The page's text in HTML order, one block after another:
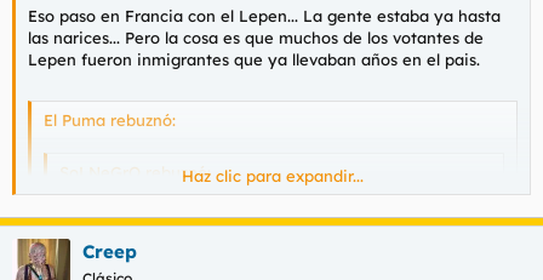
Eso paso en Francia con el Lepen... La gente estaba ya hasta
las narices... Pero la cosa es que muchos de los votantes de
Lepen fueron inmigrantes que ya llevaban años en el pais.
El Puma rebuznó:
SoLNeGrO rebuznó:
korrea80 rebuznó:
Y ahora el zapatero su promesa de salvar los
Haz clic para expandir...
Creep